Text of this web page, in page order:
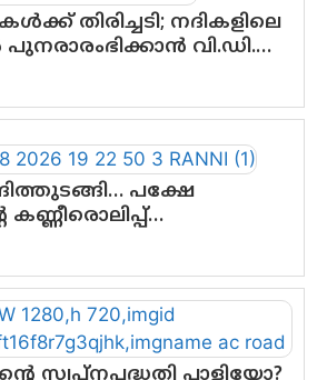
തിരിച്ചടി; നദികളിലെ
വി.ഡി.
പക്ഷേ
കണ്ണീരൊലിപ്പ്